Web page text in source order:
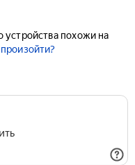
устройства похожи на